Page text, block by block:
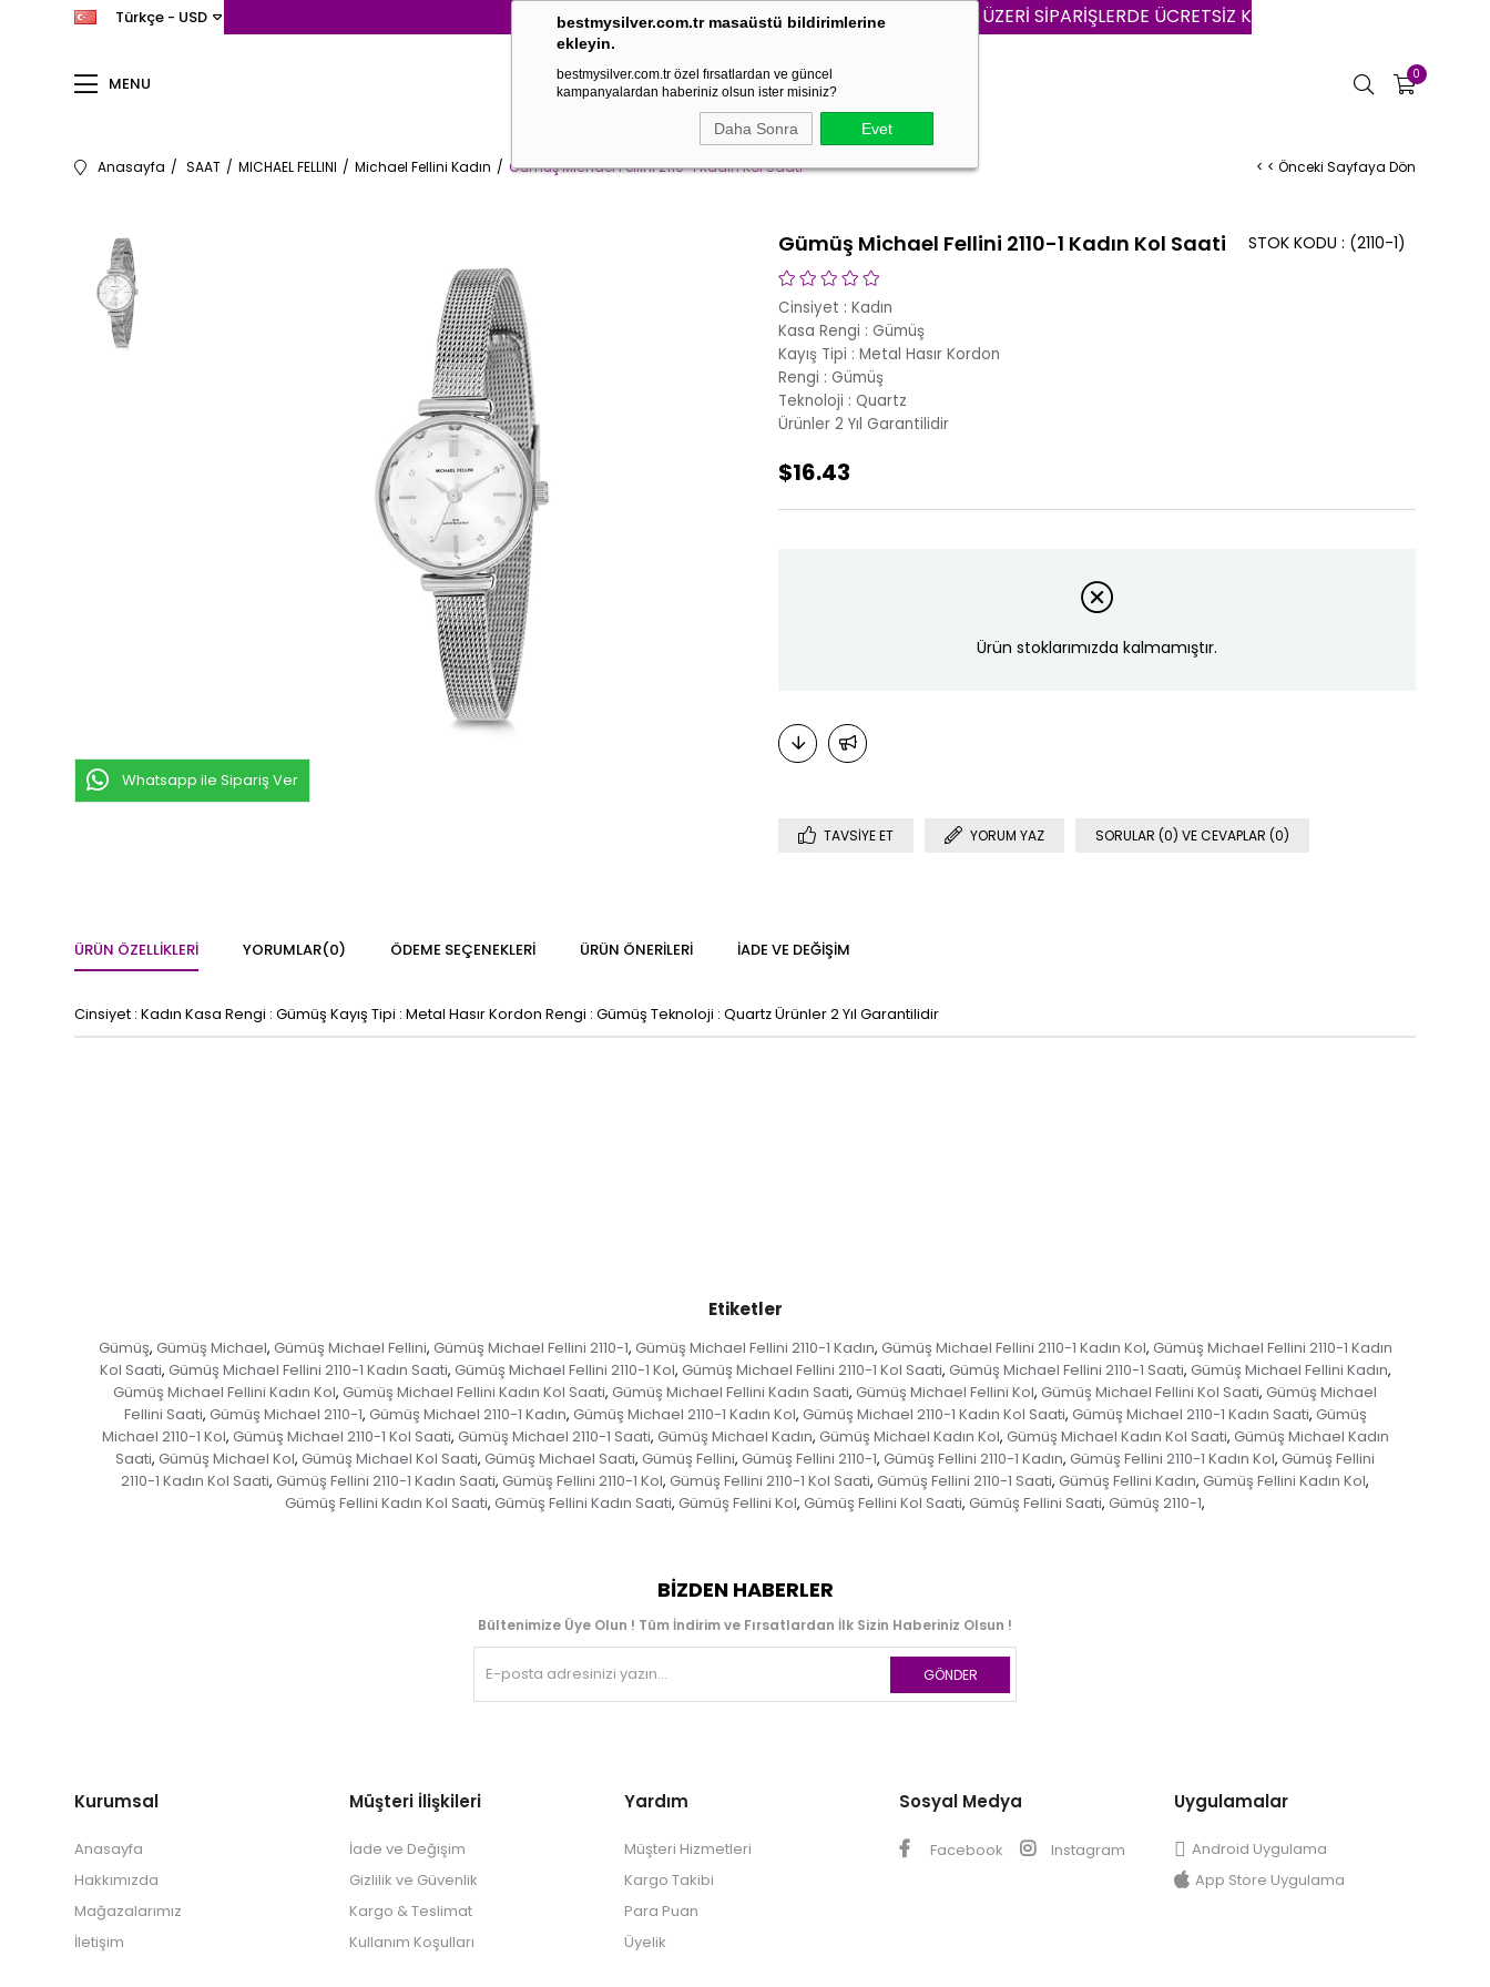
bestmysilver.com.tr masaüstü bildirimlerine
ekleyin.
bestmysilver.com.tr özel fırsatlardan ve güncel
kampanyalardan haberiniz olsun ister misiniz?
Daha Sonra Evet
3000₺ VE ÜZERİ SİPARİŞLERDE ÜCRETSİZ KARGO | VADE FARKSIZ 3 AYA
MENU
Türkçe - USD
0
Anasayfa SAAT MICHAEL FELLINI Michael Fellini Kadın Gümüş Michael Fellini 2110-1 Kadın Kol Saati < < Önceki Sayfaya Dön
Whatsapp ile Sipariş Ver
Gümüş Michael Fellini 2110-1 Kadın Kol Saati (2110-1)
STOK KODU
Cinsiyet : Kadın
Kasa Rengi : Gümüş
Kayış Tipi : Metal Hasır Kordon
Rengi : Gümüş
Teknoloji : Quartz
Ürünler 2 Yıl Garantilidir
$16.43
Ürün stoklarımızda kalmamıştır.
TAVSIYE ET YORUM YAZ SORULAR (0) VE CEVAPLAR (0)
ÜRÜN ÖZELLIKLERI YORUMLAR(0) ÖDEME SEÇENEKLERI ÜRÜN ÖNERILERI İADE VE DEĞIŞIM
Cinsiyet : Kadın Kasa Rengi : Gümüş Kayış Tipi : Metal Hasır Kordon Rengi : Gümüş Teknoloji : Quartz Ürünler 2 Yıl Garantilidir
Etiketler
Gümüş, Gümüş Michael, Gümüş Michael Fellini, Gümüş Michael Fellini 2110-1, Gümüş Michael Fellini 2110-1 Kadın, Gümüş Michael Fellini 2110-1 Kadın Kol, Gümüş Michael Fellini 2110-1 Kadın
Kol Saati, Gümüş Michael Fellini 2110-1 Kadın Saati, Gümüş Michael Fellini 2110-1 Kol, Gümüş Michael Fellini 2110-1 Kol Saati, Gümüş Michael Fellini 2110-1 Saati, Gümüş Michael Fellini Kadın,
Gümüş Michael Fellini Kadın Kol, Gümüş Michael Fellini Kadın Kol Saati, Gümüş Michael Fellini Kadın Saati, Gümüş Michael Fellini Kol, Gümüş Michael Fellini Kol Saati, Gümüş Michael
Fellini Saati, Gümüş Michael 2110-1, Gümüş Michael 2110-1 Kadın, Gümüş Michael 2110-1 Kadın Kol, Gümüş Michael 2110-1 Kadın Kol Saati, Gümüş Michael 2110-1 Kadın Saati, Gümüş
Michael 2110-1 Kol, Gümüş Michael 2110-1 Kol Saati, Gümüş Michael 2110-1 Saati, Gümüş Michael Kadın, Gümüş Michael Kadın Kol, Gümüş Michael Kadın Kol Saati, Gümüş Michael Kadın
Saati, Gümüş Michael Kol, Gümüş Michael Kol Saati, Gümüş Michael Saati, Gümüş Fellini, Gümüş Fellini 2110-1, Gümüş Fellini 2110-1 Kadın, Gümüş Fellini 2110-1 Kadın Kol, Gümüş Fellini
2110-1 Kadın Kol Saati, Gümüş Fellini 2110-1 Kadın Saati, Gümüş Fellini 2110-1 Kol, Gümüş Fellini 2110-1 Kol Saati, Gümüş Fellini 2110-1 Saati, Gümüş Fellini Kadın, Gümüş Fellini Kadın Kol,
Gümüş Fellini Kadın Kol Saati, Gümüş Fellini Kadın Saati, Gümüş Fellini Kol, Gümüş Fellini Kol Saati, Gümüş Fellini Saati, Gümüş 2110-1,
BIZDEN HABERLER
Bültenimize Üye Olun ! Tüm İndirim ve Fırsatlardan İlk Sizin Haberiniz Olsun !
GÖNDER
Kurumsal
Anasayfa
Hakkımızda
Mağazalarımız
İletişim
Müşteri İlişkileri
İade ve Değişim
Gizlilik ve Güvenlik
Kargo & Teslimat
Kullanım Koşulları
Yardım
Müşteri Hizmetleri
Kargo Takibi
Para Puan
Üyelik
Sosyal Medya
Facebook Instagram
Uygulamalar
Android Uygulama
App Store Uygulama